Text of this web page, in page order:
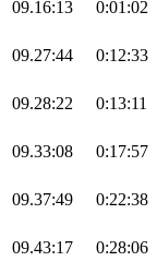
09.16:13
0:01:02
09.27:44 0:12:33
09.28:22 0:13:11
09.33:08 0:17:57
09.37:49 0:22:38
09.43:17 0:28:06